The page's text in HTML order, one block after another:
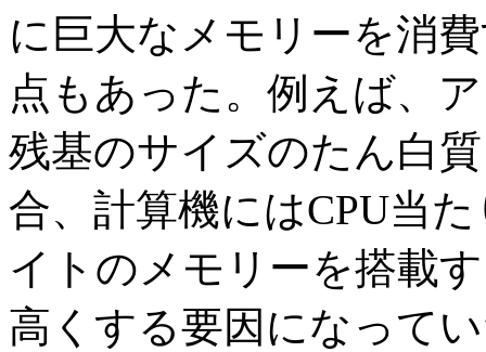
に巨大なメモリーを消
点もあった。例えば、
残基のサイズのたん白
合、計算機にはCPU当
イトのメモリーを搭載
高くする要因になって